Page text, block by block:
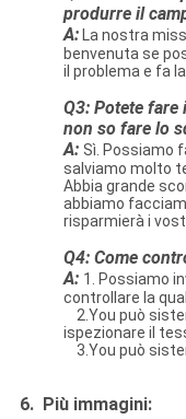
produrre il
A:La nostra
benvenuta se
il problema e fa
Q3: Potete
non so fare lo
A: Sì. Possiamo
salviamo molto
Abbia grande
abbiamo
risparmierà i
Q4: Come
A: 1. Possiamo
controllare la
2.You può
ispezionare il
3.You può
6. Più immagini: